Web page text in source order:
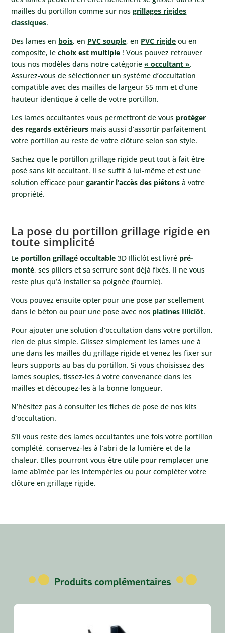
mailles du portillon comme sur nosgrillages rigides
classiques.
Des lames en bois, en PVC souple, en PVC rigide ou en
composite, lechoix est multiple ! Vous pouvez retrouver
tous nos modèles dans notre catégorie« occultant ».
Assurez-vous de sélectionner un système d’occultation
compatible avec des mailles de largeur 55 mm et d’une
hauteur identique à celle de votre portillon.
Les lames occultantes vous permettront de vous protéger
des regards extérieurs mais aussi d’assortir parfaitement
votre portillon au reste de votre clôture selon son style.
Sachez que le portillon grillage rigide peut tout à fait être
posé sans kit occultant. Il se suffit à lui-même et est une
solution efficace pourgarantir l’accès des piétons à votre
propriété.
La pose du portillon grillage rigide en
toute simplicité
Le portillon grillagé occultable 3D Illiclôt est livré pré-
monté, ses piliers et sa serrure sont déjà fixés. Il ne vous
reste plus qu’à installer sa poignée (fournie).
Vous pouvez ensuite opter pour une pose par scellement
dans le béton ou pour une pose avec nos platines Illiclôt.
Pour ajouter une solution d’occultation dans votre portillon,
rien de plus simple. Glissez simplement les lames une à
une dans les mailles du grillage rigide et venez les fixer sur
leurs supports au bas du portillon. Si vous choisissez des
lames souples, tissez-les à votre convenance dans les
mailles et découpez-les à la bonne longueur.
N’hésitez pas à consulter les fiches de pose de nos kits
d’occultation.
S’il vous reste des lames occultantes une fois votre portillon
complété, conservez-les à l’abri de la lumière et de la
chaleur. Elles pourront vous être utile pour remplacer une
lame abîmée par les intempéries ou pour compléter votre
clôture en grillage rigide.
Produits complémentaires